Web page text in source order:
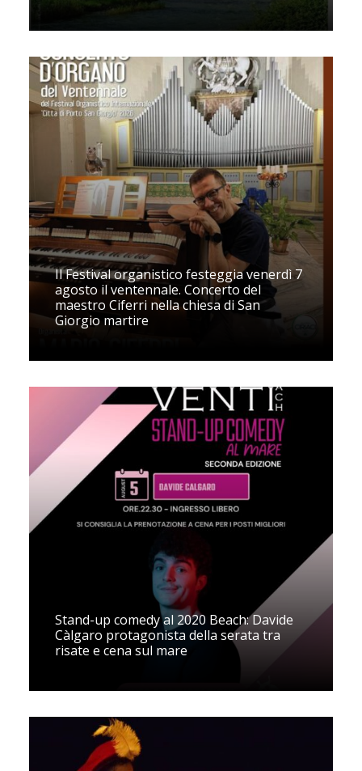
Il Festival organistico festeggia venerdì 7
agosto il ventennale. Concerto del
maestro Ciferri nella chiesa di San
Giorgio martire
Stand-up comedy al 2020 Beach: Davide
Càlgaro protagonista della serata tra
risate e cena sul mare